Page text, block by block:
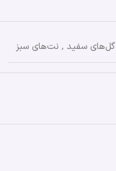
گل‌های سفید , نت‌های سبز